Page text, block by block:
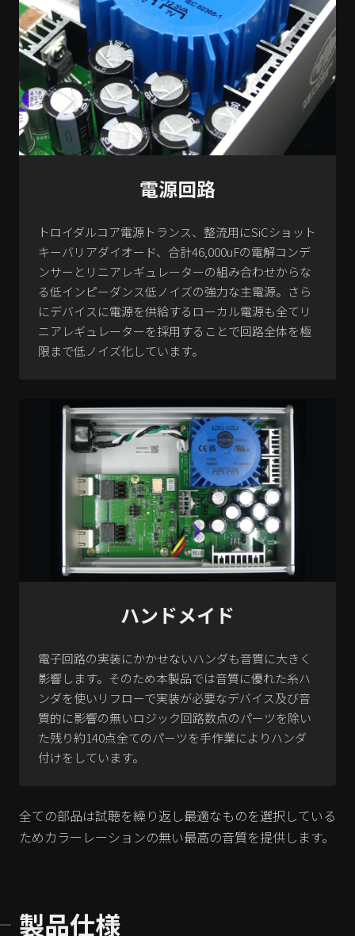
電源回路
トロイダルコア電源トランス、整流用にSiCショット
キーバリアダイオード、合計46,000uFの電解コンデ
ンサーとリニアレギュレーターの組み合わせからな
る低インピーダンス低ノイズの強力な主電源。さら
にデバイスに電源を供給するローカル電源も全てリ
ニアレギュレーターを採用することで回路全体を極
限まで低ノイズ化しています。
ハンドメイド
電子回路の実装にかかせないハンダも音質に大きく
影響します。そのため本製品では音質に優れた糸ハ
ンダを使いリフローで実装が必要なデバイス及び音
質的に影響の無いロジック回路数点のパーツを除い
た残り約140点全てのパーツを手作業によりハンダ
付けをしています。
全ての部品は試聴を繰り返し最適なものを選択している
ためカラーレーションの無い最高の音質を提供します。
製品仕様